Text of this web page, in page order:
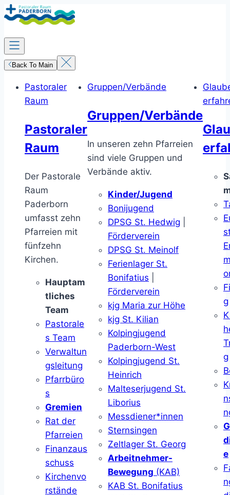
Zum
Inhalt
springen
Back To Main
Pastoraler
Raum
Pastoraler
Raum
Der Pastorale
Raum
Paderborn
umfasst zehn
Pfarreien mit
fünfzehn
Kirchen.
Hauptam
tliches
Team
Pastorale
s Team
Verwaltun
gsleitung
Pfarrbüro
s
Gremien
Rat der
Pfarreien
Finanzaus
schuss
Kirchenvo
rstände
Gruppen/Verbände
Gruppen/Verbände
In unseren zehn Pfarreien
sind viele Gruppen und
Verbände aktiv.
Kinder/Jugend
Bonijugend
DPSG St. Hedwig
Förderverein
DPSG St. Meinolf
Ferienlager St.
Bonifatius
Förderverein
kjg Maria zur Höhe
kjg St. Kilian
Kolpingjugend
Paderborn-West
Kolpingjugend St.
Heinrich
Malteserjugend St.
Liborius
Messdiener*innen
Sternsingen
Zeltlager St. Georg
Arbeitnehmer-
Bewegung (KAB)
KAB St. Bonifatius
g
g
e